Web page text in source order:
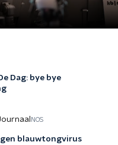
Dag: bye bye
NOS
blauwtongvirus